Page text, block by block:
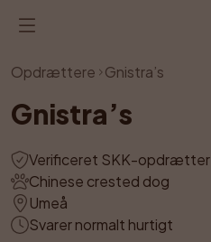
Opdrættere Gnistra’s
Gnistra’s
Verificeret SKK-opdrætter
Chinese crested dog
Umeå
Svarer normalt hurtigt